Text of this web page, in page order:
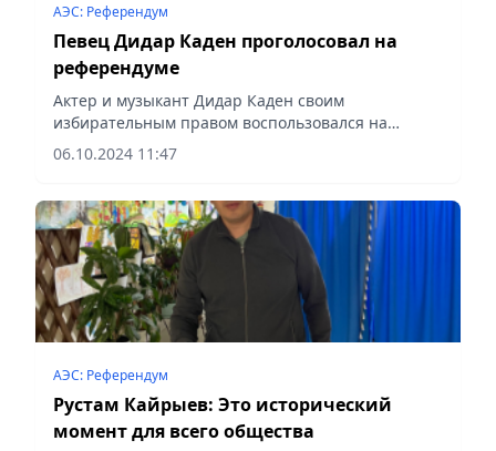
АЭС: Референдум
Певец Дидар Каден проголосовал на
референдуме
Актер и музыкант Дидар Каден своим
избирательным правом воспользовался на
участке №101, расположенном в Алматинском
экономическом колледже, сообщает Vecher.kz.
06.10.2024 11:47
АЭС: Референдум
Рустам Кайрыев: Это исторический
момент для всего общества